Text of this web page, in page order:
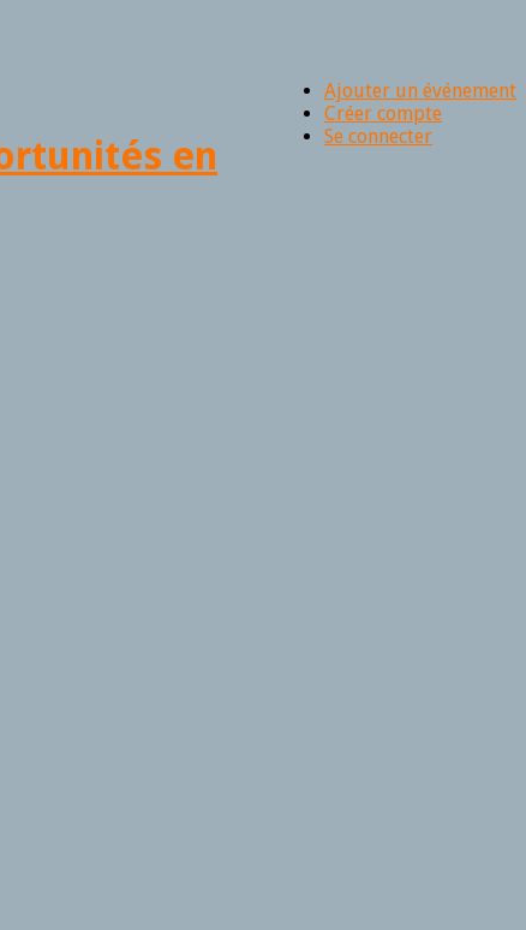
Ajouter un événement
Créer compte
Se connecter
en